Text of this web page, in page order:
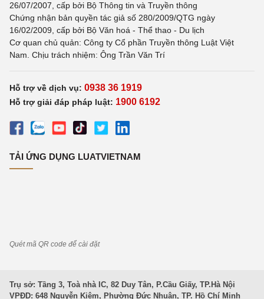
26/07/2007, cấp bởi Bộ Thông tin và Truyền thông
Chứng nhận bản quyền tác giả số 280/2009/QTG ngày
16/02/2009, cấp bởi Bộ Văn hoá - Thể thao - Du lịch
Cơ quan chủ quản: Công ty Cổ phần Truyền thông Luật Việt
Nam. Chịu trách nhiệm: Ông Trần Văn Trí
Hỗ trợ về dịch vụ: 0938 36 1919
Hỗ trợ giải đáp pháp luật: 1900 6192
TẢI ỨNG DỤNG LUATVIETNAM
Quét mã QR code để cài đặt
Trụ sở: Tầng 3, Toà nhà IC, 82 Duy Tân, P.Cầu Giấy, TP.Hà Nội
VPĐD: 648 Nguyễn Kiệm, Phường Đức Nhuận, TP. Hồ Chí Minh